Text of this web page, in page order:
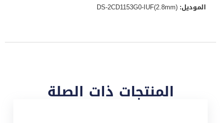
الموديل:
المنتجات ذات الصلة